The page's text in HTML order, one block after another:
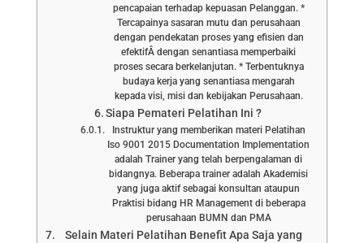
pencapaian terhadap kepuasan Pelanggan. *
Tercapainya sasaran mutu dan perusahaan
dengan pendekatan proses yang efisien dan
efektifÂ dengan senantiasa memperbaiki
proses secara berkelanjutan. * Terbentuknya
budaya kerja yang senantiasa mengarah
kepada visi, misi dan kebijakan Perusahaan.
Siapa Pemateri Pelatihan Ini ?
Instruktur yang memberikan materi Pelatihan
Iso 9001 2015 Documentation Implementation
adalah Trainer yang telah berpengalaman di
bidangnya. Beberapa trainer adalah Akademisi
yang juga aktif sebagai konsultan ataupun
Praktisi bidang HR Management di beberapa
perusahaan BUMN dan PMA
Selain Materi Pelatihan Benefit Apa Saja yang